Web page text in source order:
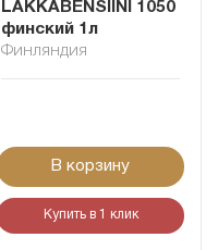
LAKKABENSIINI 1050
финский 1л
Финляндия
В корзину
Купить в 1 клик